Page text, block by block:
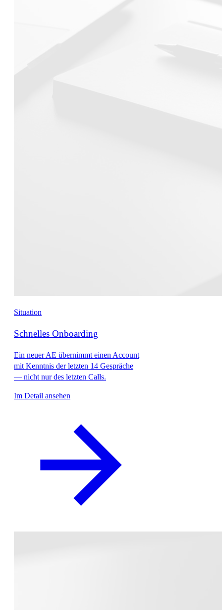
Situation
Schnelles Onboarding
Ein neuer AE übernimmt einen Account
mit Kenntnis der letzten 14 Gespräche
— nicht nur des letzten Calls.
Im Detail ansehen